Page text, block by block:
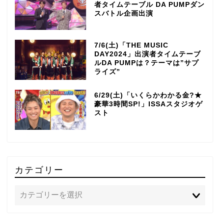
者タイムテーブル DA PUMPダン
スバトル企画出演
7/6(土)「THE MUSIC
DAY2024」出演者タイムテーブ
ルDA PUMPは？テーマは”サプ
ライズ”
6/29(土)「いくらかわかる金?★
豪華3時間SP!」ISSAスタジオゲ
スト
カテゴリー